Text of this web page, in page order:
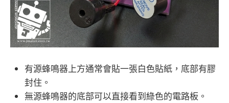
有源蜂鳴器上方通常會貼一張白色貼紙，底部有膠
封住。
無源蜂鳴器的底部可以直接看到綠色的電路板。